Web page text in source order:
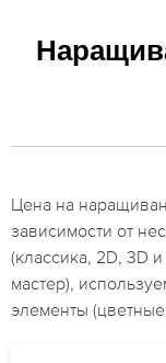
Цена на
зависимости от
(классика, 2D, 3D
мастер),
элементы